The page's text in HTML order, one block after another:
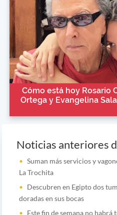
Cómo está hoy Rosario
Ortega y Evangelina
Noticias anteriores
Suman más servicios y
La Trochita
Descubren en Egipto dos
doradas en sus bocas
Este fin de semana no habrá